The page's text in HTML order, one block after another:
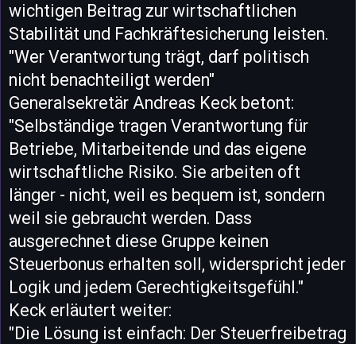
wichtigen Beitrag zur wirtschaftlichen
Stabilität und Fachkräftesicherung leisten.
"Wer Verantwortung trägt, darf politisch
nicht benachteiligt werden"
Generalsekretär Andreas Keck betont:
"Selbständige tragen Verantwortung für
Betriebe, Mitarbeitende und das eigene
wirtschaftliche Risiko. Sie arbeiten oft
länger - nicht, weil es bequem ist, sondern
weil sie gebraucht werden. Dass
ausgerechnet diese Gruppe keinen
Steuerbonus erhalten soll, widerspricht jeder
Logik und jedem Gerechtigkeitsgefühl."
Keck erläutert weiter:
"Die Lösung ist einfach: Der Steuerfreibetrag